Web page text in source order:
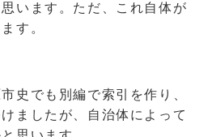
います。ただ、これ自体が
す。
史でも別編で索引を作り、
ましたが、自治体によって